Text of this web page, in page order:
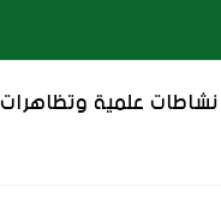
نشاطات علمية وتظاهرات